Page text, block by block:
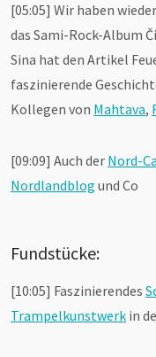
[05:05] Wir haben
das Sami-Rock-Album
Sina hat den Artikel
faszinierende
Kollegen von Mahtava,
[09:09] Auch der Nord-
Nordlandblog und Co
Fundstücke:
[10:05] Faszinierendes
Trampelkunstwerk in